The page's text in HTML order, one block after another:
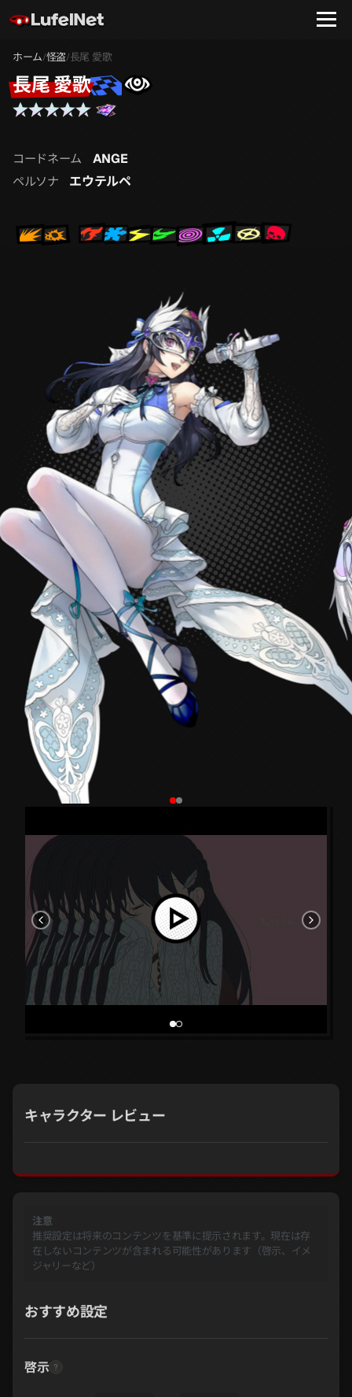
ホーム/怪盗/長尾 愛歌
長尾 愛歌
コードネーム ANGE
ペルソナ エウテルペ
キャラクター レビュー
注意
推奨設定は将来のコンテンツを基準に提示されます。現在は存
在しないコンテンツが含まれる可能性があります（啓示、イメ
ジャリーなど）
おすすめ設定
啓示